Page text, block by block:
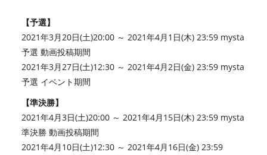
【予選】
2021年3月20日(土)20:00 ～ 2021年4月1日(木) 23:59 mysta
予選 動画投稿期間
2021年3月27日(土)12:30 ～ 2021年4月2日(金) 23:59 mysta
予選 イベント期間
【準決勝】
2021年4月3日(土)20:00 ～ 2021年4月15日(木) 23:59 mysta
準決勝 動画投稿期間
2021年4月10日(土)12:30 ～ 2021年4月16日(金) 23:59